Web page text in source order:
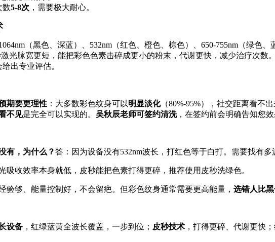
数5-8次 ，需要极大耐心。
（黑色、深蓝）、532nm（红色、橙色、棕色）、650-755nm（绿色
激光脉宽更短，能把彩色色素击碎成更小的粉末，代谢更快，减少治疗次
出专业评估。
期要更理性 ：大多数彩色纹身可以明显淡化（80%-95%），社交距离看不
不见是完全可以实现的。 吴秋辰老师可签约清洗，在签约前会明确告知您
有，为什么？答：因为设备没有532nm波长，打红色等于白打。需要找有多
吸收效率本身就低，皮秒能把色素打得更碎，推荐使用皮秒洗绿色。
验够、能量控制好，不会留疤。但彩色纹身通常需要更高能量， 选错人比
设备 ，红绿蓝黄全波长覆盖，一步到位； 皮秒技术 ，打得更碎、代谢更快；